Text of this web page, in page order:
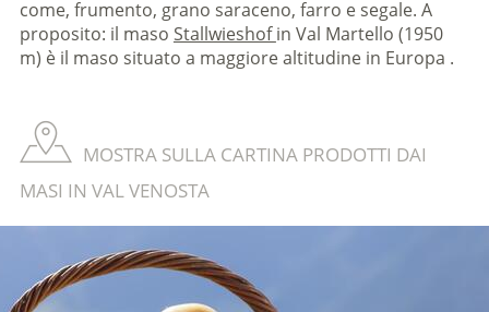
come, frumento, grano saraceno, farro e segale. A
proposito: il maso Stallwieshofin Val Martello (1950
m) è il maso situato a maggiore altitudine in Europa .
MOSTRA SULLA CARTINA PRODOTTI DAI
MASI IN VAL VENOSTA